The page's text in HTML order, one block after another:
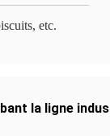
etc.
la ligne